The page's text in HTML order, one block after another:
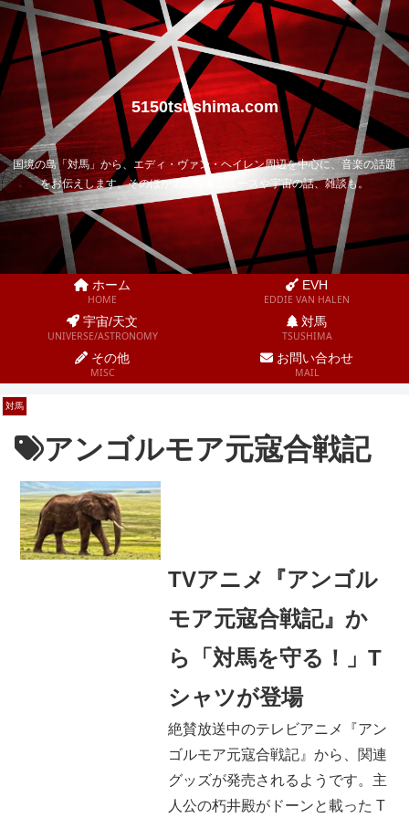
5150tsushima.com
国境の島「対馬」から、エディ・ヴァン・ヘイレン周辺を中心に、音楽の話題
をお伝えします。そのほか気になるニュースや宇宙の話、雑談も。
ホーム
HOME
EVH
EDDIE VAN HALEN
宇宙/天文
UNIVERSE/ASTRONOMY
対馬
TSUSHIMA
その他
MISC
お問い合わせ
MAIL
アンゴルモア元寇合戦記
対馬
TVアニメ『アンゴル
モア元寇合戦記』か
ら「対馬を守る！」T
シャツが登場
絶賛放送中のテレビアニメ『アン
ゴルモア元寇合戦記』から、関連
グッズが発売されるようです。主
人公の朽井殿がドーンと載った T